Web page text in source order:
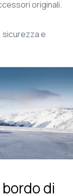
originali.
sicurezza e
di